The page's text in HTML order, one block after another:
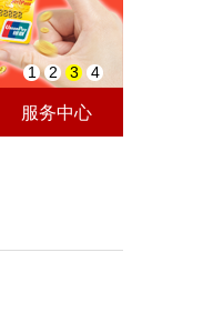
1 2 3 4
服务中心